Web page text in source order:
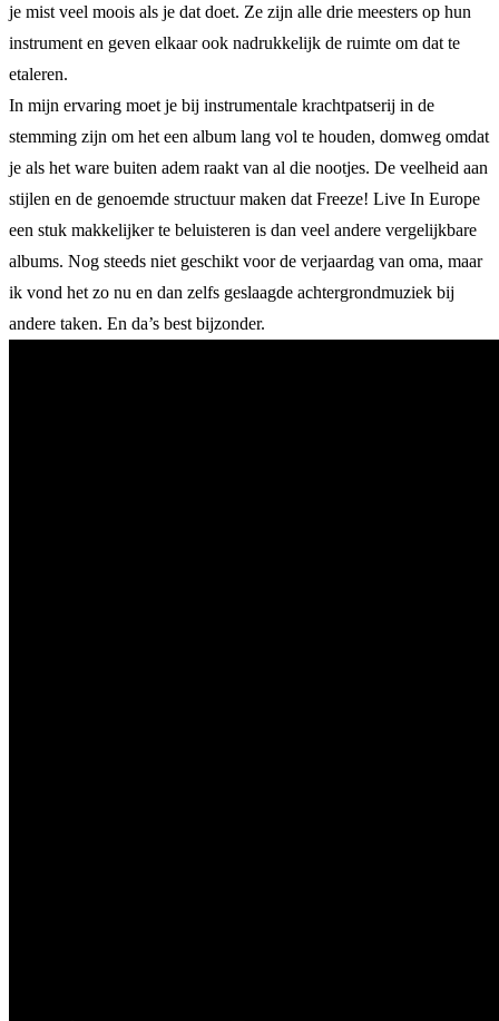
je mist veel moois als je dat doet. Ze zijn alle drie meesters op hun
instrument en geven elkaar ook nadrukkelijk de ruimte om dat te
etaleren.
In mijn ervaring moet je bij instrumentale krachtpatserij in de
stemming zijn om het een album lang vol te houden, domweg omdat
je als het ware buiten adem raakt van al die nootjes. De veelheid aan
stijlen en de genoemde structuur maken dat Freeze! Live In Europe
een stuk makkelijker te beluisteren is dan veel andere vergelijkbare
albums. Nog steeds niet geschikt voor de verjaardag van oma, maar
ik vond het zo nu en dan zelfs geslaagde achtergrondmuziek bij
andere taken. En da’s best bijzonder.